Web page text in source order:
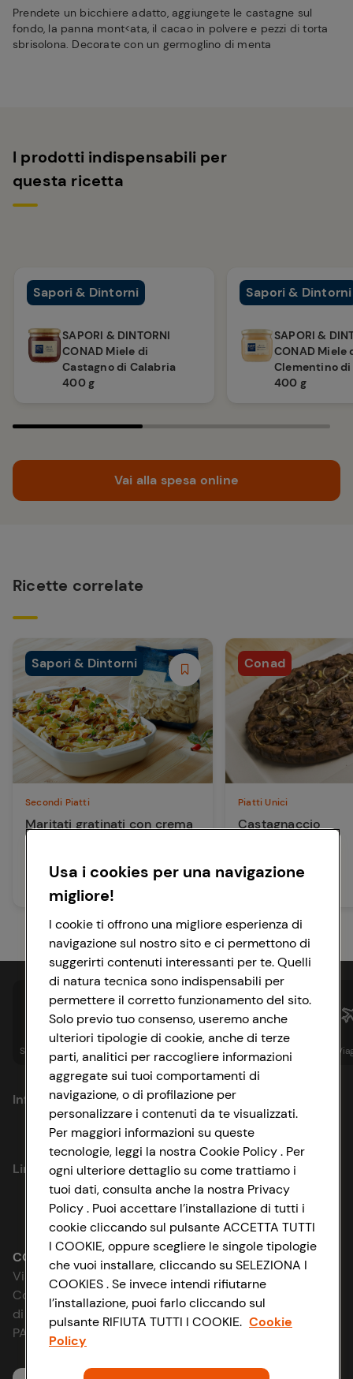
Prendete un bicchiere adatto, aggiungete le castagne sul
fondo, la panna mont<ata, il cacao in polvere e pezzi di torta
sbrisolona. Decorate con un germoglino di menta
I prodotti indispensabili per
questa ricetta
Sapori & Dintorni
SAPORI & DINTORNI
CONAD Miele di
Castagno di Calabria
400 g
Sapori & Dintorni
SAPORI &
CONAD Miele
Clementino
400 g
Vai alla spesa online
Ricette correlate
Sapori & Dintorni
Secondi Piatti
Maritati gratinati con crema
Media
Conad
Piatti Unici
Castagnaccio
60 min Facile
Spesa online Assicurazioni Sapori& Istituzionale
Informazioni
Privacy Policy
Cookie Policy
Impostazioni Cookie
Accessibilità
D&I e Parità di Genere
Strategia Fiscale
Link utili
Lavora con noi
Le cooperative
News & Approfondimenti
Richiami prodotto
Whistleblowing
CONAD SOCIETÀ COOPERATIVA
Via Michelino, 59 | 40127 BOLOGNA
Codice Fiscale e Registro Imprese
di Bologna 00865960157
PARTITA IVA 03320960374
Usa i cookies per una navigazione
migliore!
I cookie ti offrono una migliore esperienza di
navigazione sul nostro sito e ci permettono di
suggerirti contenuti interessanti per te. Quelli
di natura tecnica sono indispensabili per
permettere il corretto funzionamento del sito.
Solo previo tuo consenso, useremo anche
ulteriori tipologie di cookie, anche di terze
parti, analitici per raccogliere informazioni
aggregate sui tuoi comportamenti di
navigazione, o di profilazione per
personalizzare i contenuti da te visualizzati.
Per maggiori informazioni su queste
tecnologie, leggi la nostra Cookie Policy . Per
ogni ulteriore dettaglio su come trattiamo i
tuoi dati, consulta anche la nostra Privacy
Policy . Puoi accettare l’installazione di tutti i
cookie cliccando sul pulsante ACCETTA TUTTI
I COOKIE, oppure scegliere le singole tipologie
che vuoi installare, cliccando su SELEZIONA I
COOKIES . Se invece intendi rifiutarne
l’installazione, puoi farlo cliccando sul
pulsante RIFIUTA TUTTI I COOKIE. Cookie
Policy